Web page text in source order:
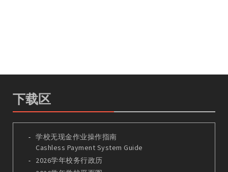
下载区
学校无现金作业操作指南
Cashless Payment System Guide
2026学年校务行政历